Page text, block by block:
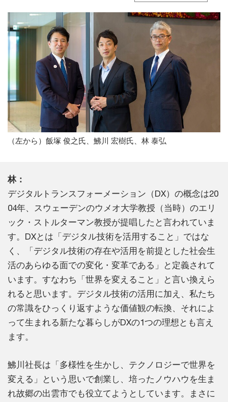
（左から）飯塚 俊之氏、鮄川 宏樹氏、林 泰弘
林：
デジタルトランスフォーメーション（DX）の概念は20
04年、スウェーデンのウメオ大学教授（当時）のエリ
ック・ストルターマン教授が提唱したと言われていま
す。DXとは「デジタル技術を活用すること」ではな
く、「デジタル技術の存在や活用を前提とした社会生
活のあらゆる面での変化・変革である」と定義されて
います。すなわち「世界を変えること」と言い換えら
れると思います。デジタル技術の活用に加え、私たち
の常識をひっくり返すような価値観の転換、それによ
って生まれる新たな暮らしがDXの1つの理想とも言え
ます。
鮄川社長は「多様性を生かし、テクノロジーで世界を
変える」という思いで創業し、培ったノウハウを生ま
れ故郷の出雲市でも役立てようとしています。まさに